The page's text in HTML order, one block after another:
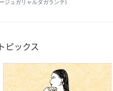
ジュガリャルダガランテ)
ピックス